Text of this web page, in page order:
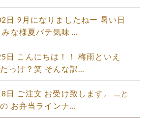
日 9月になりましたねー 暑い日
みな様夏バテ気味 …
日 こんにちは！！ 梅雨といえ
っけ？笑 そんな訳…
日 ご注文 お受け致します。 …と
お弁当ラインナ…